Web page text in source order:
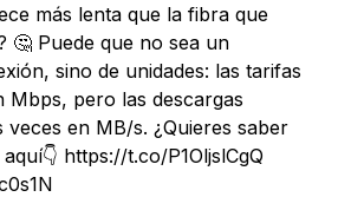
más lenta que la fibra que
🤔 Puede que no sea un
sino de unidades: las tarifas
Mbps, pero las descargas
en MB/s. ¿Quieres saber
https://t.co/P1OljslCgQ